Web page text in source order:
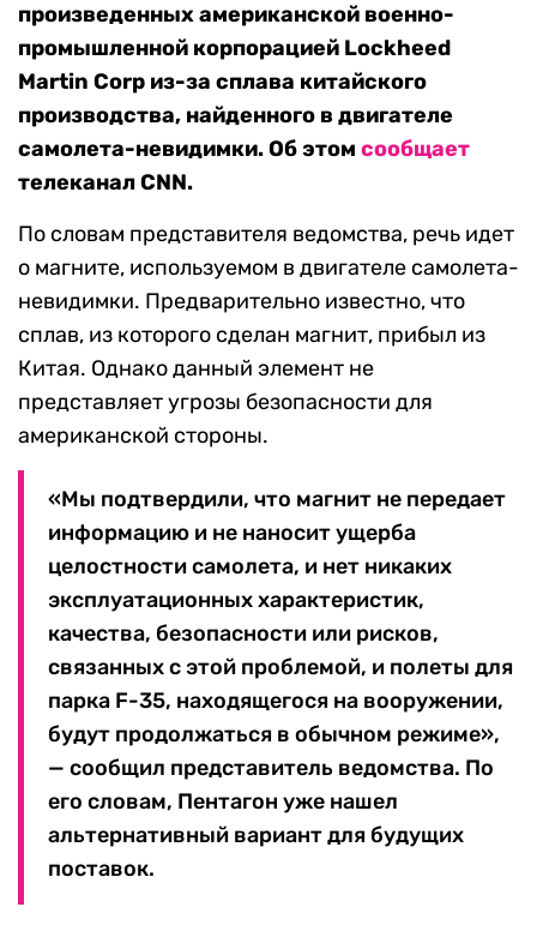
произведенных американской военно-
промышленной корпорацией Lockheed
Martin Corp из-за сплава китайского
производства, найденного в двигателе
самолета-невидимки. Об этом сообщает
телеканал CNN.
По словам представителя ведомства, речь идет
о магните, используемом в двигателе самолета-
невидимки. Предварительно известно, что
сплав, из которого сделан магнит, прибыл из
Китая. Однако данный элемент не
представляет угрозы безопасности для
американской стороны.
«Мы подтвердили, что магнит не передает
информацию и не наносит ущерба
целостности самолета, и нет никаких
эксплуатационных характеристик,
качества, безопасности или рисков,
связанных с этой проблемой, и полеты для
парка F-35, находящегося на вооружении,
будут продолжаться в обычном режиме»,
— сообщил представитель ведомства. По
его словам, Пентагон уже нашел
альтернативный вариант для будущих
поставок.